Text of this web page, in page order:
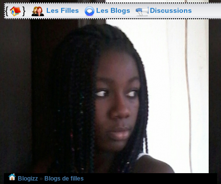
Les Filles Les Blogs Discussions
Blogizz » Blogs de filles